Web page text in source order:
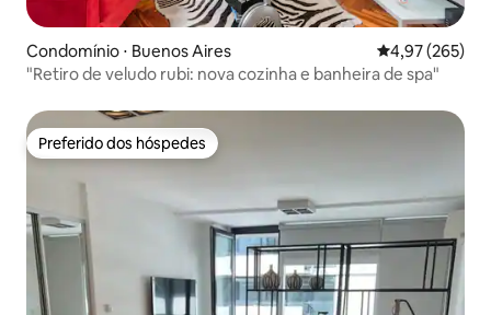
Condomínio ⋅ Buenos Aires 4,97 de uma
4,97 (265)
"Retiro de veludo rubi: nova cozinha e banheira de spa"
Preferido dos hóspedes
Preferido dos hóspedes